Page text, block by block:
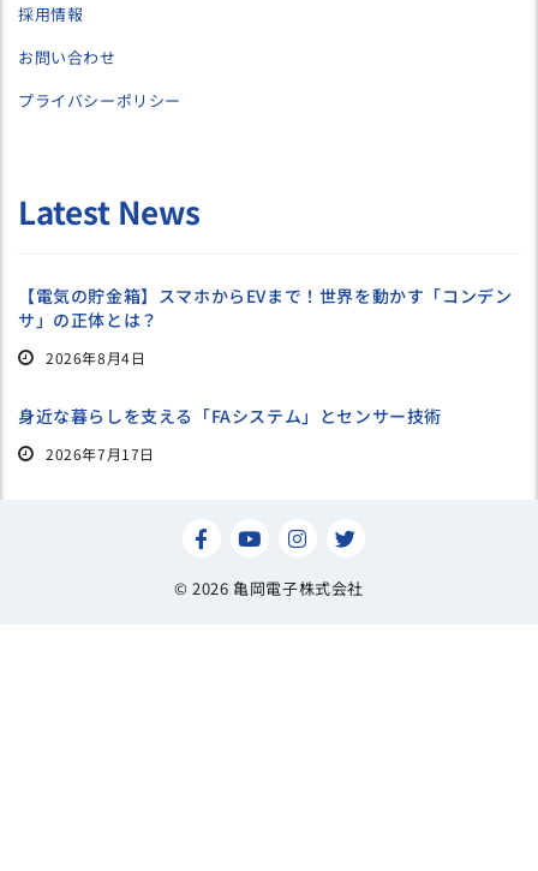
採用情報
お問い合わせ
プライバシーポリシー
Latest News
【電気の貯金箱】スマホからEVまで！世界を動かす「コンデン
サ」の正体とは？
2026年8月4日
身近な暮らしを支える「FAシステム」とセンサー技術
2026年7月17日
© 2026 亀岡電子株式会社